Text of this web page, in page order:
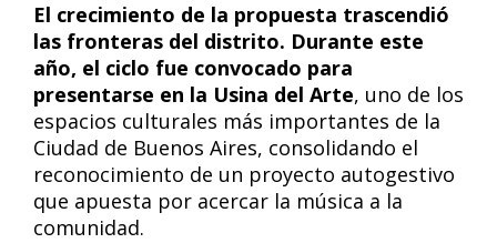
El crecimiento de la propuesta trascendió
las fronteras del distrito. Durante este
año, el ciclo fue convocado para
presentarse en la Usina del Arte, uno de los
espacios culturales más importantes de la
Ciudad de Buenos Aires, consolidando el
reconocimiento de un proyecto autogestivo
que apuesta por acercar la música a la
comunidad.